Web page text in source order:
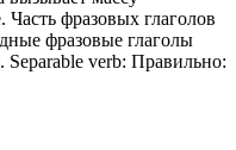
фразовых глаголов
фразовые глаголы
Separable verb: Правильно: